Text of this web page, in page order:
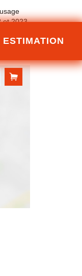
ESTIMATION
et 2023